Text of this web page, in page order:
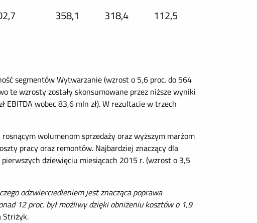
358,1 318,4 112,5
segmentów Wytwarzanie (wzrost o 5,6 proc. do 564
te wzrosty zostały skonsumowane przez niższe wyniki
EBITDA wobec 83,6 mln zł). W rezultacie w trzech
wolumenom sprzedaży oraz wyższym marżom
pracy oraz remontów. Najbardziej znaczący dla
dziewięciu miesiącach 2015 r. (wzrost o 3,5
odzwierciedleniem jest znacząca poprawa
12 proc. był możliwy dzięki obniżeniu kosztów o 1,9
Striżyk.